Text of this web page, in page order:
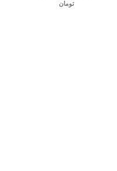
تومان